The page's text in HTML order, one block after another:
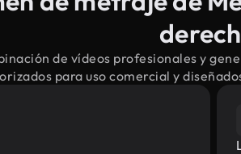
de vídeos profesionales y
para uso comercial y